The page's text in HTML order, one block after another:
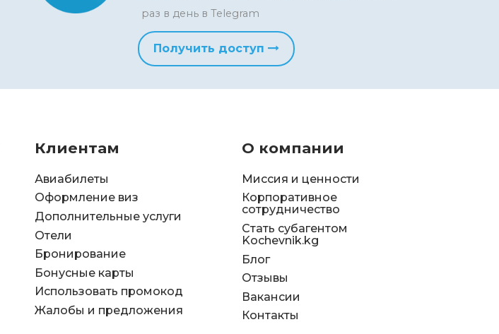
раз в день в Telegram
Получить доступ
Клиентам
Авиабилеты
Оформление виз
Дополнительные услуги
Отели
Бронирование
Бонусные карты
Использовать промокод
Жалобы и предложения
О компании
Миссия и ценности
Корпоративное
сотрудничество
Стать субагентом
Kochevnik.kg
Блог
Отзывы
Вакансии
Контакты